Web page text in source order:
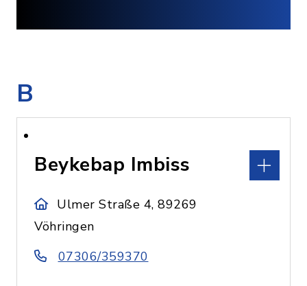
B
Beykebap Imbiss
Ulmer Straße 4, 89269
Vöhringen
07306/359370